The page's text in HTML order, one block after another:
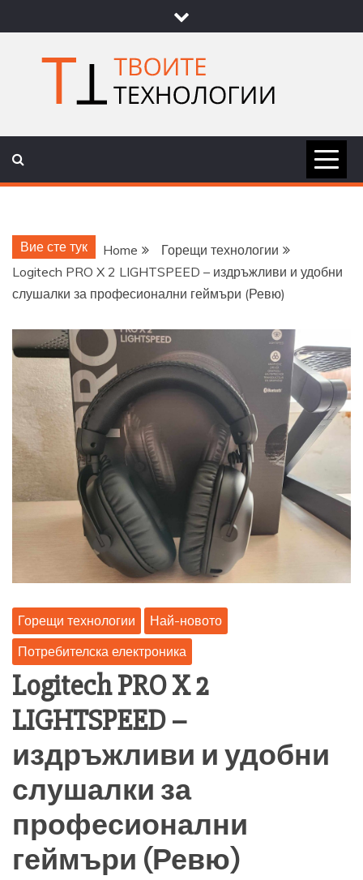
to
content
ТВОИТЕ
Вие сте тук Home
Горещи технологии
Logitech PRO X 2 LIGHTSPEED – издръжливи и удобни
слушалки за професионални геймъри (Ревю)
Горещи технологии
Най-новото
Потребителска електроника
Logitech PRO X 2
LIGHTSPEED –
издръжливи и удобни
слушалки за
професионални
геймъри (Ревю)